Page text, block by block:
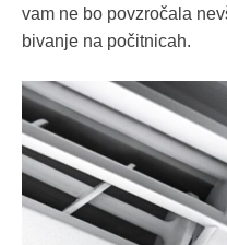
vam ne bo povzročala
bivanje na počitnicah.